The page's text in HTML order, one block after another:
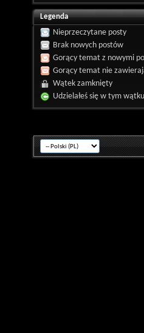
Legenda
Nieprzeczytane posty
Brak nowych postów
Gorący temat z nowymi
Gorący temat nie
Wątek zamknięty
Udzielałeś się w tym wątku